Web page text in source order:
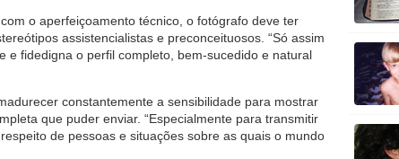
o aperfeiçoamento técnico, o fotógrafo deve ter
assistencialistas e preconceituosos. “Só assim
e fidedigna o perfil completo, bem-sucedido e natural
constantemente a sensibilidade para mostrar
que puder enviar. “Especialmente para transmitir
de pessoas e situações sobre as quais o mundo